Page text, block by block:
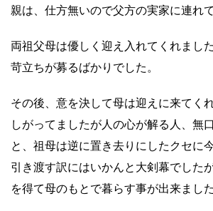
親は、仕方無いので父方の実家に連れ
両祖父母は優しく迎え入れてくれまし
苛立ちが募るばかりでした。
その後、意を決して母は迎えに来てく
しがってましたが人の心が解る人、無
と、祖母は逆に置き去りにしたクセに
引き渡す訳にはいかんと大剣幕でした
を得て母のもとで暮らす事が出来ました